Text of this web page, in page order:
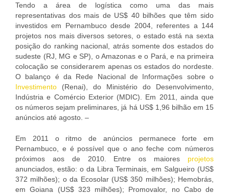
Tendo a área de logística como uma das mais
representativas dos mais de US$ 40 bilhões que têm sido
investidos em Pernambuco desde 2004, referentes a 144
projetos nos mais diversos setores, o estado está na sexta
posição do ranking nacional, atrás somente dos estados do
sudeste (RJ, MG e SP), o Amazonas e o Pará, e na primeira
colocação se considerarem apenas os estados do nordeste.
O balanço é da Rede Nacional de Informações sobre o
Investimento (Renai), do Ministério do Desenvolvimento,
Indústria e Comércio Exterior (MDIC). Em 2011, ainda que
os números sejam preliminares, já há US$ 1,96 bilhão em 15
anúncios até agosto. –
Em 2011 o ritmo de anúncios permanece forte em
Pernambuco, e é possível que o ano feche com números
próximos aos de 2010. Entre os maiores projetos
anunciados, estão: o da Libra Terminais, em Salgueiro (US$
372 milhões); o da Ecosolar (US$ 350 milhões); Hemobrás,
em Goiana (US$ 323 milhões); Promovalor, no Cabo de